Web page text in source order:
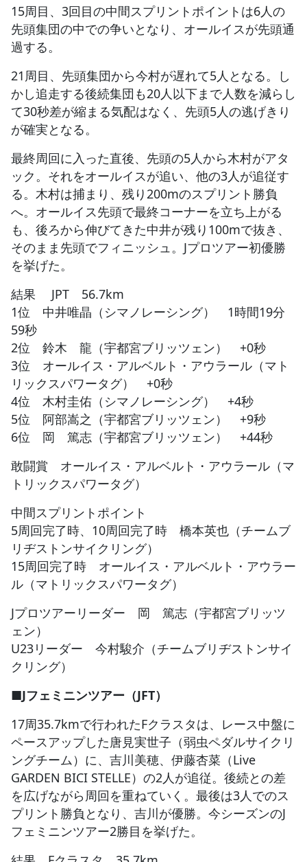
15周目、3回目の中間スプリントポイントは6人の
先頭集団の中での争いとなり、オールイスが先頭通
過する。
21周目、先頭集団から今村が遅れて5人となる。し
かし追走する後続集団も20人以下まで人数を減らし
て30秒差が縮まる気配はなく、先頭5人の逃げきり
が確実となる。
最終周回に入った直後、先頭の5人から木村がアタ
ック。それをオールイスが追い、他の3人が追従す
る。木村は捕まり、残り200mのスプリント勝負
へ。オールイス先頭で最終コーナーを立ち上がる
も、後ろから伸びてきた中井が残り100mで抜き、
そのまま先頭でフィニッシュ。Jプロツアー初優勝
を挙げた。
結果 JPT 56.7km
1位 中井唯晶（シマノレーシング） 1時間19分
59秒
2位 鈴木 龍（宇都宮ブリッツェン） +0秒
3位 オールイス・アルベルト・アウラール（マト
リックスパワータグ） +0秒
4位 木村圭佑（シマノレーシング） +4秒
5位 阿部嵩之（宇都宮ブリッツェン） +9秒
6位 岡 篤志（宇都宮ブリッツェン） +44秒
敢闘賞 オールイス・アルベルト・アウラール（マ
トリックスパワータグ）
中間スプリントポイント
5周回完了時、10周回完了時 橋本英也（チームブ
リヂストンサイクリング）
15周回完了時 オールイス・アルベルト・アウラー
ル（マトリックスパワータグ）
Jプロツアーリーダー 岡 篤志（宇都宮ブリッツ
ェン）
U23リーダー 今村駿介（チームブリヂストンサイ
クリング）
■Jフェミニンツアー（JFT）
17周35.7kmで行われたFクラスタは、レース中盤に
ペースアップした唐見実世子（弱虫ペダルサイクリ
ングチーム）に、吉川美穂、伊藤杏菜（Live
GARDEN BICI STELLE）の2人が追従。後続との差
を広げながら周回を重ねていく。最後は3人でのス
プリント勝負となり、吉川が優勝。今シーズンのJ
フェミニンツアー2勝目を挙げた。